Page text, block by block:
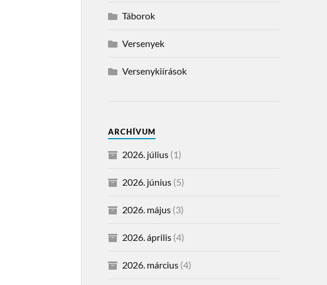
Táborok
Versenyek
Versenykiírások
ARCHÍVUM
2026. július(1)
2026. június(5)
2026. május(3)
2026. április(4)
2026. március(4)